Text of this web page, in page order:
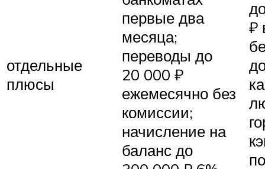
отдельные
плюсы
первые два
месяца;
переводы до
20 000 ₽
ежемесячно без
комиссии;
начисление на
баланс до
₽